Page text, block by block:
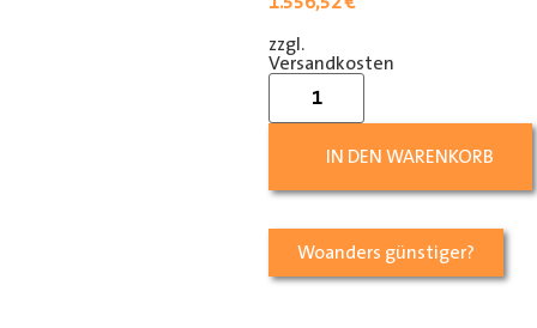
zzgl.
Versandkosten
IN DEN WARENKORB
Woanders günstiger?